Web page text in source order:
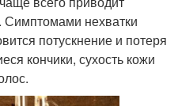
Симптомами нехватки
потускнение и потеря
кончики, сухость кожи